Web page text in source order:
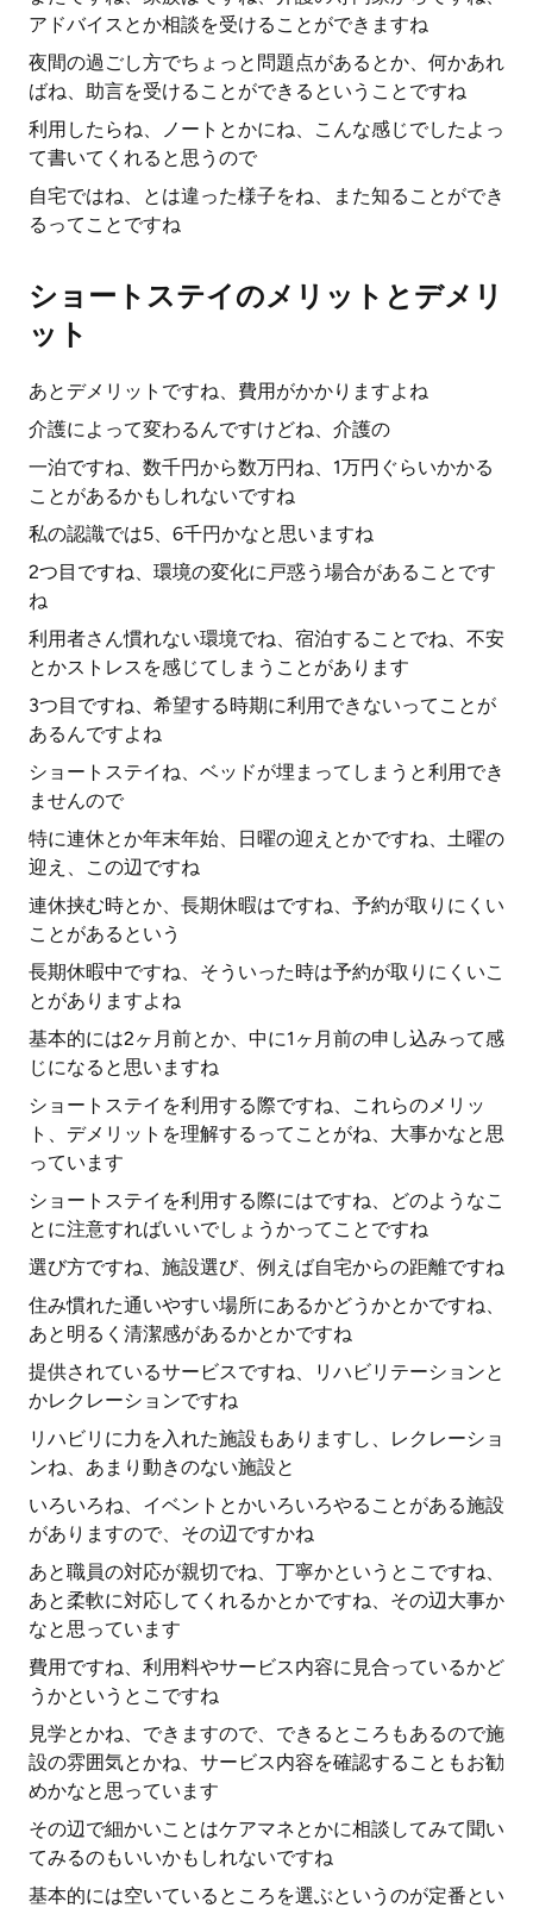
アドバイスとか相談を受けることができますね
夜間の過ごし方でちょっと問題点があるとか、何かあれ
ばね、助言を受けることができるということですね
利用したらね、ノートとかにね、こんな感じでしたよっ
て書いてくれると思うので
自宅ではね、とは違った様子をね、また知ることができ
るってことですね
ショートステイのメリットとデメリ
ット
あとデメリットですね、費用がかかりますよね
介護によって変わるんですけどね、介護の
一泊ですね、数千円から数万円ね、1万円ぐらいかかる
ことがあるかもしれないですね
私の認識では5、6千円かなと思いますね
2つ目ですね、環境の変化に戸惑う場合があることです
ね
利用者さん慣れない環境でね、宿泊することでね、不安
とかストレスを感じてしまうことがあります
3つ目ですね、希望する時期に利用できないってことが
あるんですよね
ショートステイね、ベッドが埋まってしまうと利用でき
ませんので
特に連休とか年末年始、日曜の迎えとかですね、土曜の
迎え、この辺ですね
連休挟む時とか、長期休暇はですね、予約が取りにくい
ことがあるという
長期休暇中ですね、そういった時は予約が取りにくいこ
とがありますよね
基本的には2ヶ月前とか、中に1ヶ月前の申し込みって感
じになると思いますね
ショートステイを利用する際ですね、これらのメリッ
ト、デメリットを理解するってことがね、大事かなと思
っています
ショートステイを利用する際にはですね、どのようなこ
とに注意すればいいでしょうかってことですね
選び方ですね、施設選び、例えば自宅からの距離ですね
住み慣れた通いやすい場所にあるかどうかとかですね、
あと明るく清潔感があるかとかですね
提供されているサービスですね、リハビリテーションと
かレクレーションですね
リハビリに力を入れた施設もありますし、レクレーショ
ンね、あまり動きのない施設と
いろいろね、イベントとかいろいろやることがある施設
がありますので、その辺ですかね
あと職員の対応が親切でね、丁寧かというとこですね、
あと柔軟に対応してくれるかとかですね、その辺大事か
なと思っています
費用ですね、利用料やサービス内容に見合っているかど
うかというとこですね
見学とかね、できますので、できるところもあるので施
設の雰囲気とかね、サービス内容を確認することもお勧
めかなと思っています
その辺で細かいことはケアマネとかに相談してみて聞い
てみるのもいいかもしれないですね
基本的には空いているところを選ぶというのが定番とい